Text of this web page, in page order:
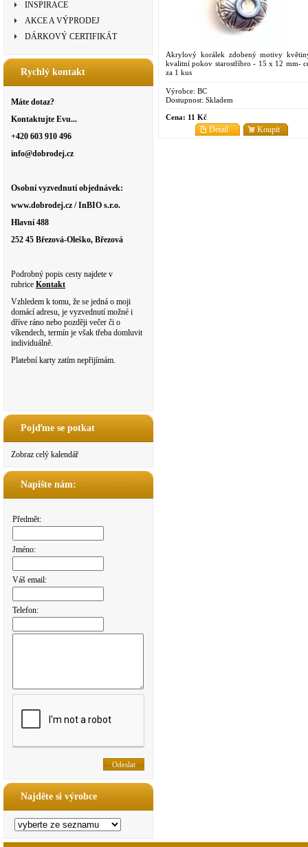
INSPIRACE
AKCE A VÝPRODEJ
DÁRKOVÝ CERTIFIKÁT
Rychlý kontakt
Máte dotaz?
Kontaktujte Evu...
+420 603 910 496
info@dobrodej.cz
Osobní vyzvednutí objednávek:
www.dobrodej.cz / InBIO s.r.o.
Hlavní 488
252 45 Březová-Oleško, Březová
Podrobný popis cesty najdete v
rubrice Kontakt
Vzhledem k tomu, že se jedná o moji
domácí adresu, je vyzvednutí možné i
dříve ráno nebo později večer či o
víkendech, termín je však třeba domluvit
individuálně.
Platební karty zatím nepřijímám.
Pojďme se potkat
Zobraz celý kalendář
Napište nám:
Předmět:
Jméno:
Váš email:
Telefon:
Najděte si výrobce
Akrylový korálek zdobený motivy
kvalitní pokov starostříbro - 15 x 12 mm-
za 1 kus
Výrobce: BC
Dostupnost: Skladem
Cena: 11 Kč
Koupit
Detail